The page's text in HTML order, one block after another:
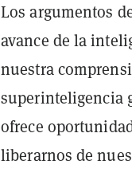
Los argumentos
avance de la
nuestra
superinteligencia
ofrece
liberarnos de